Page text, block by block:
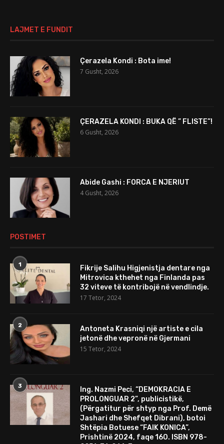
LAJMET E FUNDIT
Çerazela Kondi : Bota ime!
7 Gusht, 2026
ÇERAZELA KONDI : BUKA QË ” FLISTE”!
6 Gusht, 2026
Abide Gashi : FORCA E NJERIUT
4 Gusht, 2026
POSTIMET
1
Fikrije Salihu Higjenistja dentare nga
Mitrovica kthehet nga Finlanda pas
32 viteve të kontribojë në vendlindje.
17 Tetor, 2024
2
Antoneta Krasniqi një artiste e cila
jetonë dhe vepronë në Gjermani
15 Tetor, 2024
3
Ing. Nazmi Peci, “DEMOKRACIA E
PROLONGUAR 2”, publicistikë,
(Përgatitur për shtyp nga Prof. Demë
Jashari dhe Shefqet Dibrani), botoi
Shtëpia Botuese “FAIK KONICA”,
Prishtinë 2024, faqe 160. ISBN 978-